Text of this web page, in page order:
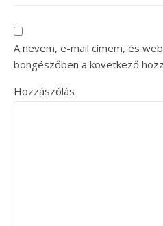
A nevem, e-mail címem, és
böngészőben a következő
Hozzászólás